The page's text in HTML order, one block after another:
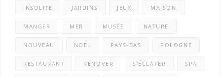
INSOLITE JARDINS JEUX MAISON
MANGER MER MUSÉE NATURE
NOUVEAU NOËL PAYS-BAS POLOGNE
RESTAURANT RÉNOVER S'ÉCLATER SPA